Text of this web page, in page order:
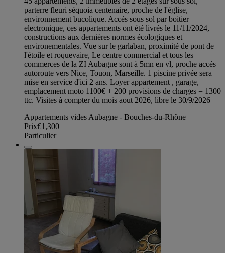
parterre fleuri séquoia centenaire, proche de l'église,
environnement bucolique. Accés sous sol par boitier
electronique, ces appartements ont été livrés le 11/11/2024,
constructions aux dernières normes écologiques et
environementales. Vue sur le garlaban, proximité de pont de
l'étoile et roquevaire, Le centre commercial et tous les
commerces de la ZI Aubagne sont à 5mn en vl, proche accés
autoroute vers Nice, Touon, Marseille. 1 piscine privée sera
mise en service d'ici 2 ans. Loyer appartement , garage,
emplacement moto 1100€ + 200 provisions de charges = 1300
ttc. Visites à compter du mois aout 2026, libre le 30/9/2026
Appartements vides Aubagne - Bouches-du-Rhône
Prix€1,300
Particulier